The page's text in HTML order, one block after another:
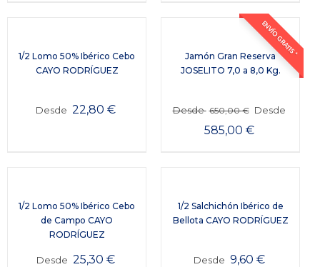
1/2 Lomo 50% Ibérico Cebo
CAYO RODRÍGUEZ
Desde 22,80 €
ENVÍO GRATIS *
Jamón Gran Reserva
JOSELITO 7,0 a 8,0 Kg.
Desde 650,00€ Desde
585,00 €
1/2 Lomo 50% Ibérico Cebo
de Campo CAYO
RODRÍGUEZ
Desde 25,30 €
1/2 Salchichón Ibérico de
Bellota CAYO RODRÍGUEZ
Desde 9,60 €